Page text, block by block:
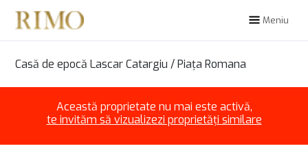
Meniu
Casă de epocă Lascar Catargiu / Piața Romana
Această proprietate nu mai este activă,
te invităm să vizualizezi proprietăți similare